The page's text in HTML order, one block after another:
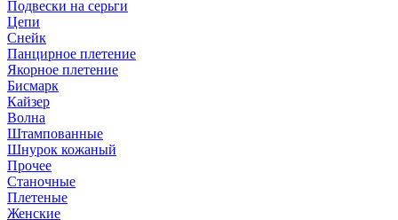
Подвески на серьги
Цепи
Снейк
Панцирное плетение
Якорное плетение
Бисмарк
Кайзер
Волна
Штампованные
Шнурок кожаный
Прочее
Станочные
Плетеные
Женские